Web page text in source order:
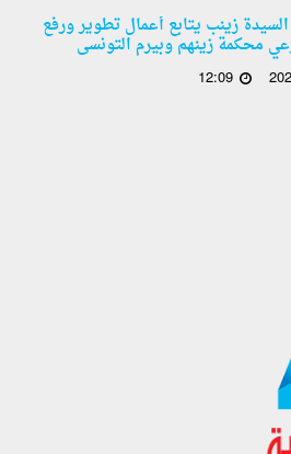
زينب يتابع أعمال تطوير ورفع
محكمة زينهم وبيرم التونسى
12:09